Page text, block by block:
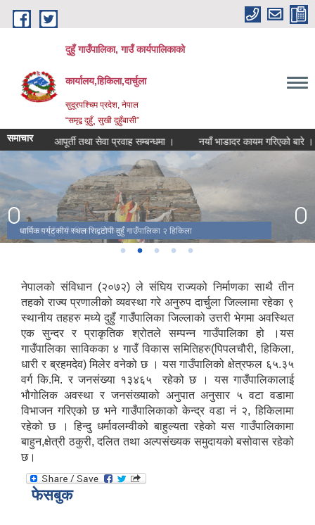
Skip to main content
दुहुँ गाउँपालिका, गाउँ कार्यपालिकाको
कार्यालय,हिकिला,दार्चुला
सुदूरपश्चिम प्रदेश, नेपाल
“समृद्ब दुहुँ¸ सुखी दुहुँबासी”
समाचारआपूर्ती तथा सेवा प्रवाह सम्बन्धमा । नयाँ भाडादर कायम गरिएको बारे ।
पासा दह दुहुँ गाउँपालिका-२ हिकिला
धार्मिक पर्यटकीय स्थल शिद्बटोपी दुहुँ गाउँपालिका २ हिकिला
दुहुँ गाउँपालिकाको स्थानिय कला संस्कृति र स्थानिय भेषभुषा दर्साउने चित्र
गाउँपालिकाको वडा नं. २ र ५ जोड्ने थल सिलिङ्चौरा बहुउद्देश्यिय झोलुङ्गे पुल
ब्रहम मन्दिर दुहुँ गाउँपालिका वडा नं. २ हिकिला
नेपालको संविधान (२०७२) ले संघिय राज्यको निर्माणका साथै तीन
तहको राज्य प्रणालीको व्यवस्था गरे अनुरुप दार्चुला जिल्लामा रहेका ९
स्थानीय तहहरु मध्ये दुहुँ गाउँपालिका जिल्लाको उत्तरी भेगमा अवस्थित
एक सुन्दर र प्राकृतिक श्रोतले सम्पन्न गाउँपालिका हो ।यस
गाउँपालिका साविकका ४ गाउँ विकास समितिहरु(पिपलचौरी, हिकिला,
धारी र ब्रहमदेव) मिलेर वनेको छ । यस गाउँपालिको क्षेत्रफल ६५.३५
वर्ग कि.मि. र जनसंख्या १३४६५ रहेको छ । यस गाउँपालिकालाई
भौगोलिक अवस्था र जनसंख्याको अनुपात अनुसार ५ वटा वडामा
विभाजन गरिएको छ भने गाउँपालिकाको केन्द्र वडा नं २, हिकिलामा
रहेको छ । हिन्दु धर्मावलम्वीको बाहुल्यता रहेको यस गाउँपालिकामा
बाहुन,क्षेत्री ठकुरी, दलित तथा अल्पसंख्यक समुदायको बसोवास रहेको
छ।​
फेसबुक